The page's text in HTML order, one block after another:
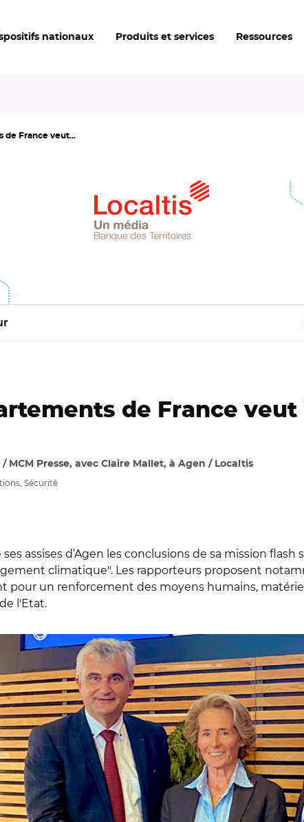
nationaux Produits et services Ressources
de France veut...
de France
MCM Presse, avec Claire Mallet, à Agen / Localtis
Sécurité
assises d’Agen les conclusions de sa mission
climatique". Les rapporteurs proposent
un renforcement des moyens humains,
l'Etat.